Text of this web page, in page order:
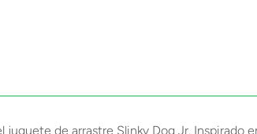
de arrastre Slinky Dog Jr. Inspirado